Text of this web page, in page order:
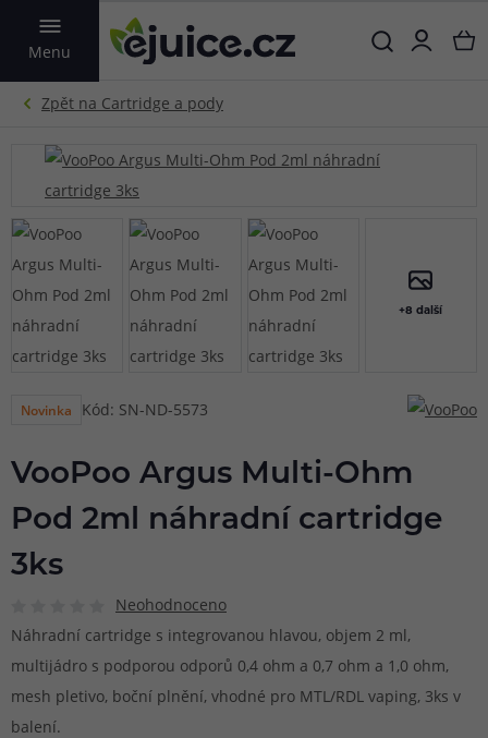
Menu
VYHLEDAT
+8 další
Novinka Kód: SN-ND-5573
VooPoo Argus Multi-Ohm
Pod 2ml náhradní cartridge
3ks
Neohodnoceno
Náhradní cartridge s integrovanou hlavou, objem 2 ml,
multijádro s podporou odporů 0,4 ohm a 0,7 ohm a 1,0 ohm,
mesh pletivo, boční plnění, vhodné pro MTL/RDL vaping, 3ks v
balení.